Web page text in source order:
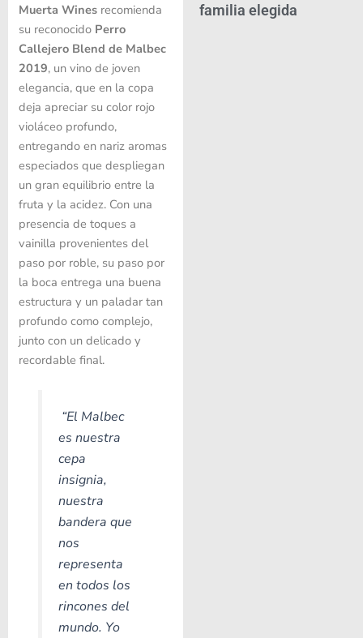
Muerta Winesrecomienda
su reconocido Perro
Callejero Blend de Malbec
2019, un vino de joven
elegancia, que en la copa
deja apreciar su color rojo
violáceo profundo,
entregando en nariz aromas
especiados que despliegan
un gran equilibrio entre la
fruta y la acidez. Con una
presencia de toques a
vainilla provenientes del
paso por roble, su paso por
la boca entrega una buena
estructura y un paladar tan
profundo como complejo,
junto con un delicado y
recordable final.
“El Malbec
es nuestra
cepa
insignia,
nuestra
bandera que
nos
representa
en todos los
rincones del
mundo. Yo
familia elegida